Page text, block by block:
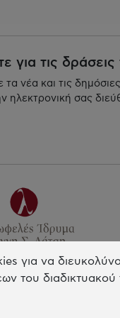
για τις
τα νέα και τις
ηλεκτρονική σας
Αθηνών
για να
του